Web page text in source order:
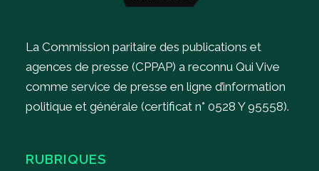
La Commission paritaire des publications et
agences de presse (CPPAP) a reconnu Qui Vive
comme service de presse en ligne d’information
politique et générale (certificat n° 0528 Y 95558).
RUBRIQUES